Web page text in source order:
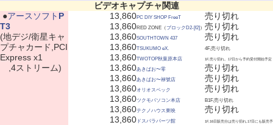
ビデオキャプチャ関連
●アースソフト P
T3
(地デジ/衛星キャ
プチャカード,PCI
Express x1
,4ストリーム)
13,860PC DIY SHOP FreeT
売り切れ
13,860RED ZONE（ブロックD2-[f2] ） 売り切れ
13,860SOUTHTOWN 437
売り切れ
13,860TSUKUMO eX. 4F,売り切れ
13,860TWOTOP秋葉原本店 1F,売り切れ。17日から予約受付開始予定
13,860あきばお〜零
売り切れ
13,860あきばお〜禄號店
売り切れ
13,860オリオスペック
売り切れ
13,860ツクモパソコン本店 B1F,売り切れ
13,860テクノハウス東映
売り切れ
13,860 ドスパラパーツ館 1F,16日販売分は売り切れ,17日にも販売予